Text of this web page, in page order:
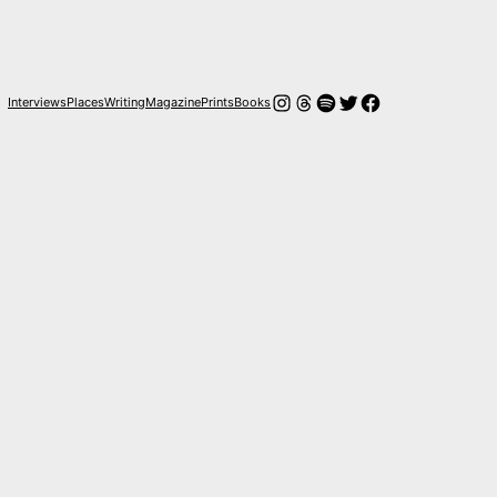
InterviewsPlacesWritingMagazinePrintsBooksInstagram
Threads
Spotify
Twitter
Facebook